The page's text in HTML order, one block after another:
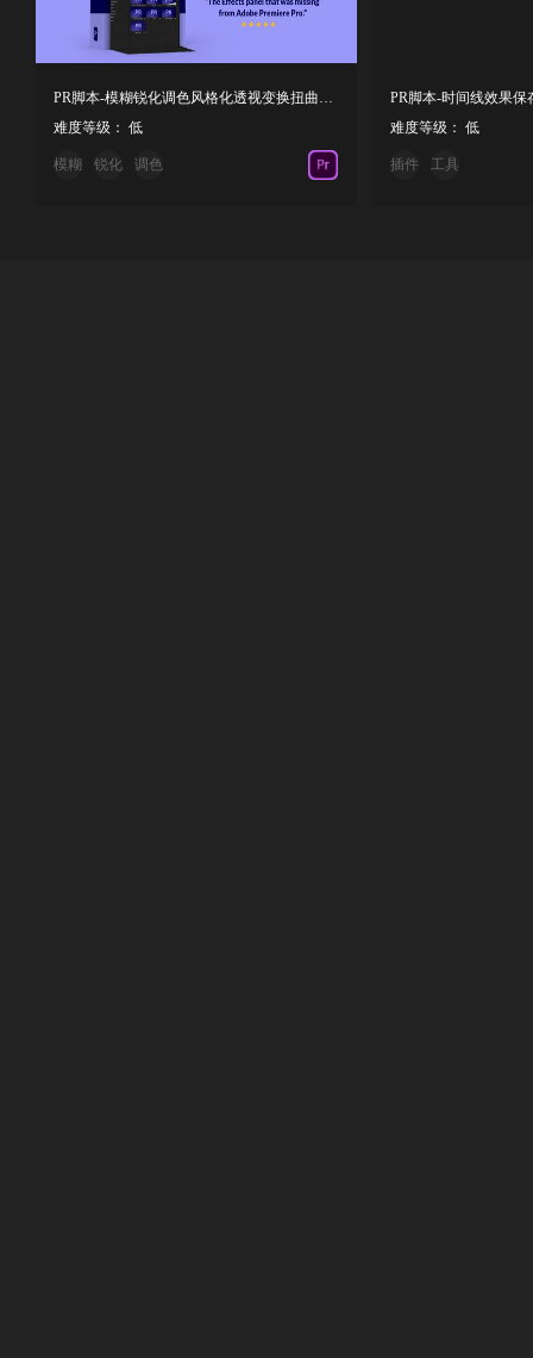
PR脚本-模糊锐化调色风格化透视变换扭曲键控视觉特效预设
难度等级： 低
模糊 锐化 调色
难度等级： 低
插件 工具